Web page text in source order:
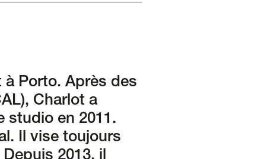
Porto. Après des
Charlot a
studio en 2011.
Il vise toujours